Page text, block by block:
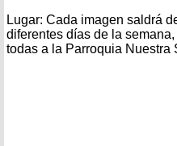
Lugar: Cada imagen saldrá
diferentes días de la
todas a la Parroquia Nuestra